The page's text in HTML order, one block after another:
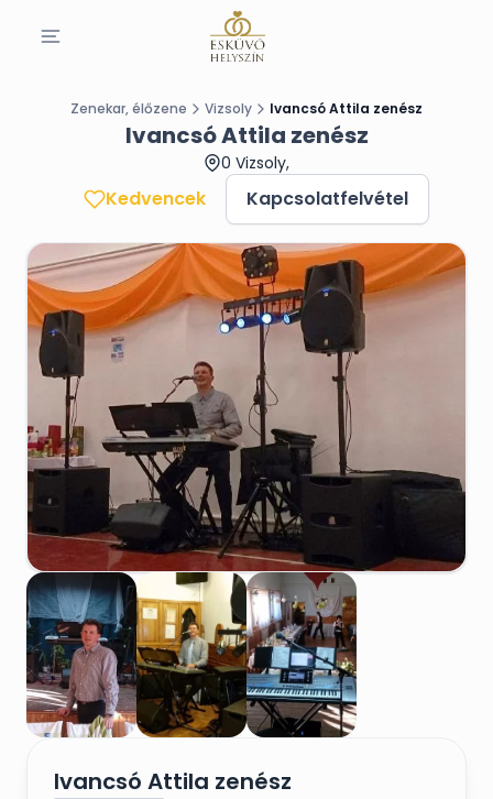
Zenekar, élőzene Vizsoly Ivancsó Attila zenész
Ivancsó Attila zenész
0 Vizsoly,
Kedvencek Kapcsolatfelvétel
Ivancsó Attila zenész